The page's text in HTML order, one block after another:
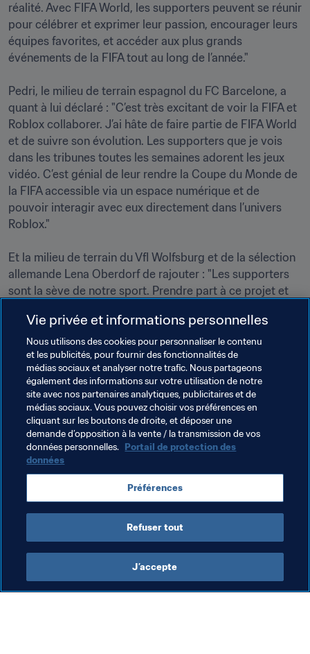
réalité. Avec FIFA World, les supporters peuvent se réunir
pour célébrer et exprimer leur passion, encourager leurs
équipes favorites, et accéder aux plus grands
événements de la FIFA tout au long de l’année."
Pedri, le milieu de terrain espagnol du FC Barcelone, a
quant à lui déclaré : "C’est très excitant de voir la FIFA et
Roblox collaborer. J’ai hâte de faire partie de FIFA World
et de suivre son évolution. Les supporters que je vois
dans les tribunes toutes les semaines adorent les jeux
vidéo. C’est génial de leur rendre la Coupe du Monde de
la FIFA accessible via un espace numérique et de
pouvoir interagir avec eux directement dans l’univers
Roblox."
Et la milieu de terrain du Vfl Wolfsburg et de la sélection
allemande Lena Oberdorf de rajouter : "Les supporters
sont la sève de notre sport. Prendre part à ce projet et
incroyable. Nous adorons être en communion avec eux,
ce que nous sommes désormais encore plus en mesure
de faire grâce à FIFA World. C’est formidable de voir la
FIFA et Roblox en profiter pour mettre en lumière le
football féminin. Je suis impatiente de découvrir ce que
nous réservera cette expérience en 2023, quand nous
serons en route pour l’Australie et la Nouvelle-Zélande."
Thèmes en lien
Commercial Organisation
Vie privée et informations personnelles
Nous utilisons des cookies pour personnaliser le contenu
et les publicités, pour fournir des fonctionnalités de
médias sociaux et analyser notre trafic. Nous partageons
également des informations sur votre utilisation de notre
site avec nos partenaires analytiques, publicitaires et de
médias sociaux. Vous pouvez choisir vos préférences en
cliquant sur les boutons de droite, et déposer une
demande d’opposition à la vente / la transmission de vos
données personnelles. Portail de protection des
données
Préférences
Refuser tout
J’accepte